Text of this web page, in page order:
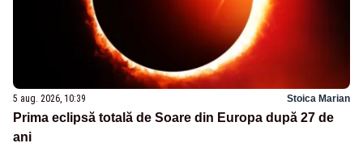
5 aug. 2026, 10:39 Stoica Marian
Prima eclipsă totală de Soare din Europa după 27 de
ani